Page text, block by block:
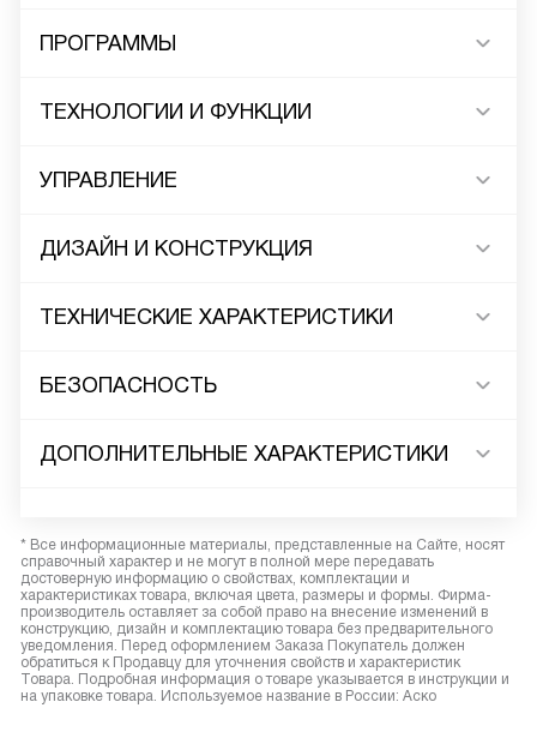
ПРОГРАММЫ
ТЕХНОЛОГИИ И ФУНКЦИИ
УПРАВЛЕНИЕ
ДИЗАЙН И КОНСТРУКЦИЯ
ТЕХНИЧЕСКИЕ ХАРАКТЕРИСТИКИ
БЕЗОПАСНОСТЬ
ДОПОЛНИТЕЛЬНЫЕ ХАРАКТЕРИСТИКИ
* Все информационные материалы, представленные на Сайте, носят
справочный характер и не могут в полной мере передавать
достоверную информацию о свойствах, комплектации и
характеристиках товара, включая цвета, размеры и формы. Фирма-
производитель оставляет за собой право на внесение изменений в
конструкцию, дизайн и комплектацию товара без предварительного
уведомления. Перед оформлением Заказа Покупатель должен
обратиться к Продавцу для уточнения свойств и характеристик
Товара. Подробная информация о товаре указывается в инструкции и
на упаковке товара. Используемое название в России: Аско